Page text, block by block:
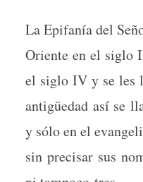
La Epi­fanía del
Ori­ente en el siglo
el siglo IV y se les
antigüedad así se
y sólo en el
sin pre­cis­ar sus